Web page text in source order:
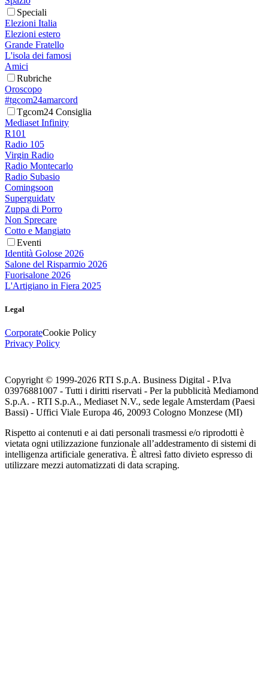
Speciali
Elezioni Italia
Elezioni estero
Grande Fratello
L'isola dei famosi
Amici
Rubriche
Oroscopo
#tgcom24amarcord
Tgcom24 Consiglia
Mediaset Infinity
R101
Radio 105
Virgin Radio
Radio Montecarlo
Radio Subasio
Comingsoon
Superguidatv
Zuppa di Porro
Non Sprecare
Cotto e Mangiato
Eventi
Identità Golose 2026
Salone del Risparmio 2026
Fuorisalone 2026
L'Artigiano in Fiera 2025
Legal
CorporateCookie Policy
Privacy Policy
Copyright © 1999-2026 RTI S.p.A. Business Digital - P.Iva
03976881007 - Tutti i diritti riservati - Per la pubblicità Mediamond
S.p.A. - RTI S.p.A., Mediaset N.V., sede legale Amsterdam (Paesi
Bassi) - Uffici Viale Europa 46, 20093 Cologno Monzese (MI)
Rispetto ai contenuti e ai dati personali trasmessi e/o riprodotti è
vietata ogni utilizzazione funzionale all’addestramento di sistemi di
intelligenza artificiale generativa. È altresì fatto divieto espresso di
utilizzare mezzi automatizzati di data scraping.